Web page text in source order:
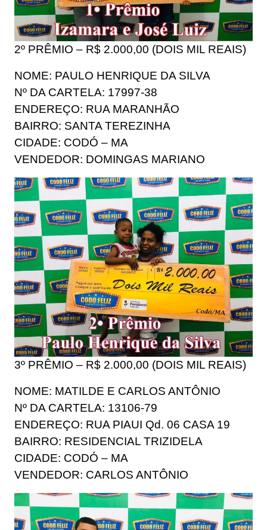
2º PRÊMIO – R$ 2.000,00 (DOIS MIL REAIS)
NOME: PAULO HENRIQUE DA SILVA
Nº DA CARTELA: 17997-38
ENDEREÇO: RUA MARANHÃO
BAIRRO: SANTA TEREZINHA
CIDADE: CODÓ – MA
VENDEDOR: DOMINGAS MARIANO
3º PRÊMIO – R$ 2.000,00 (DOIS MIL REAIS)
NOME: MATILDE E CARLOS ANTÔNIO
Nº DA CARTELA: 13106-79
ENDEREÇO: RUA PIAUI Qd. 06 CASA 19
BAIRRO: RESIDENCIAL TRIZIDELA
CIDADE: CODÓ – MA
VENDEDOR: CARLOS ANTÔNIO